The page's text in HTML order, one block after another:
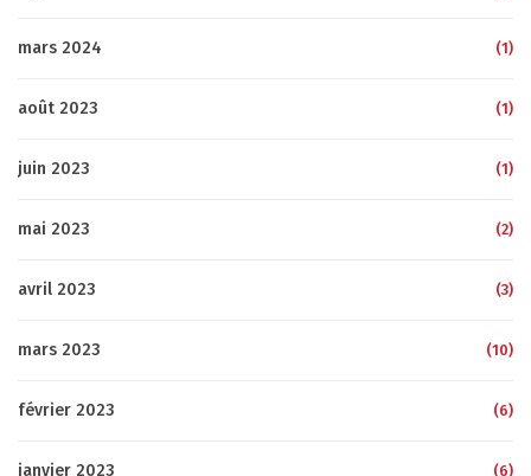
mars 2024 (1)
août 2023 (1)
juin 2023 (1)
mai 2023 (2)
avril 2023 (3)
mars 2023 (10)
février 2023 (6)
janvier 2023 (6)